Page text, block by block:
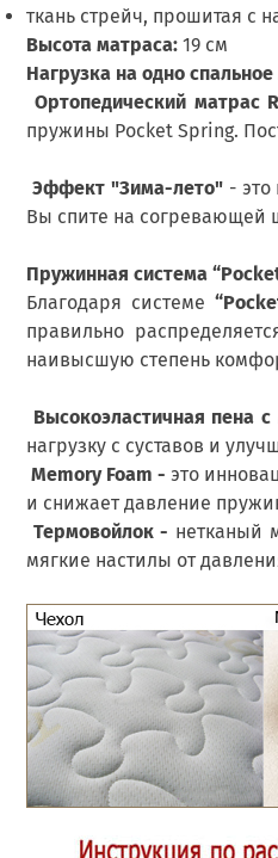
ткань стрейч, прошитая с
Высота матраса: 19 см
Нагрузка на одно
Ортопедический матрас
пружины Рocket Spring.
Эффект "Зима-лето"- это
Вы спите на согревающей
Пружинная система
Благодаря системе
правильно
наивысшую степень
Высокоэластичная пена с
нагрузку с суставов и
Memory Foam -это
и снижает давление
Термовойлок - нетканый
мягкие настилы от